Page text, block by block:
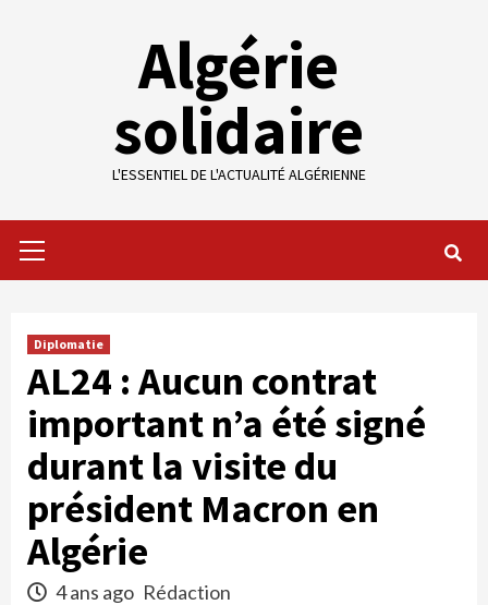
Algérie
solidaire
L'ESSENTIEL DE L'ACTUALITÉ ALGÉRIENNE
Menu
Diplomatie
AL24 : Aucun contrat
important n’a été signé
durant la visite du
président Macron en
Algérie
4 ans ago Rédaction